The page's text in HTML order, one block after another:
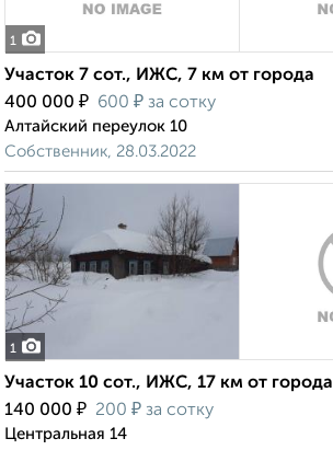
1
Участок 7 сот., ИЖС, 7 км от города
400 000 ₽ 600 ₽ за сотку
Алтайский переулок 10
Собственник, 28.03.2022
1
Участок 10 сот., ИЖС, 17 км от города
140 000 ₽ 200 ₽ за сотку
Центральная 14